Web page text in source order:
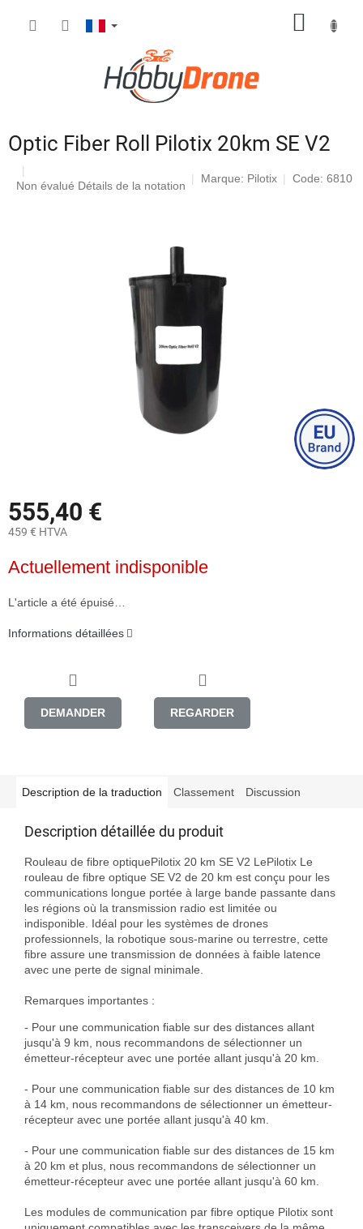
Optic Fiber Roll Pilotix 20km SE V2
L'évaluation
Non évalué Détails de la notation
Marque: Pilotix Code: 6810
555,40 €
459 € HTVA
de
mesure:
Actuellement indisponible
L'article a été épuisé…
Informations détaillées
DEMANDER REGARDER
Description de la traduction Classement Discussion
Description détaillée du produit
Rouleau de fibre optiquePilotix 20 km SE V2 LePilotix Le
rouleau de fibre optique SE V2 de 20 km est conçu pour les
communications longue portée à large bande passante dans
les régions où la transmission radio est limitée ou
indisponible. Idéal pour les systèmes de drones
professionnels, la robotique sous-marine ou terrestre, cette
fibre assure une transmission de données à faible latence
avec une perte de signal minimale.
Remarques importantes :
- Pour une communication fiable sur des distances allant
jusqu'à 9 km, nous recommandons de sélectionner un
émetteur-récepteur avec une portée allant jusqu'à 20 km.
- Pour une communication fiable sur des distances de 10 km
à 14 km, nous recommandons de sélectionner un émetteur-
récepteur avec une portée allant jusqu'à 40 km.
- Pour une communication fiable sur des distances de 15 km
à 20 km et plus, nous recommandons de sélectionner un
émetteur-récepteur avec une portée allant jusqu'à 60 km.
Les modules de communication par fibre optique Pilotix sont